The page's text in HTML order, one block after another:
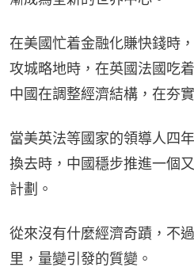
在美國忙着金融化賺快錢時
攻城略地時，在英國法國吃
中國在調整經濟結構，在夯
當美英法等國家的領導人四
換去時，中國穩步推進一個
計劃。
從來沒有什麼經濟奇蹟，不
里，量變引發的質變。